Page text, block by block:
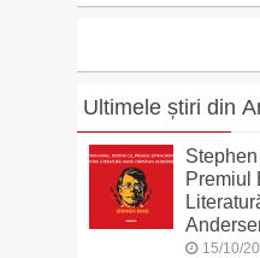
Ultimele știri din
Premiul
15/10/